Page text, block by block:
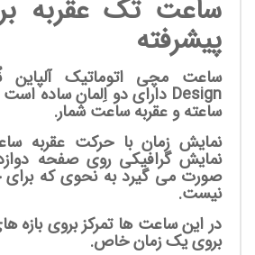
ساعت تک عقربه
پیشرفته
ساعت مچی اتوماتیک آلپاین
Design
ساعته و عقربه ساعت شمار.
نمایش زمان با حرکت عقربه
نمایش گرافیکی روی صفحه
صورت می گیرد به نحوی که
نیست.
در این ساعت ها تمرکز بروی بازه
بروی یک زمان خاص.